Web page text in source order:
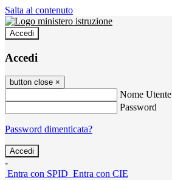
Salta al contenuto
Accedi
Accedi
button close ×
Nome Utente
Password
Password dimenticata?
-
Entra con SPID Entra con CIE